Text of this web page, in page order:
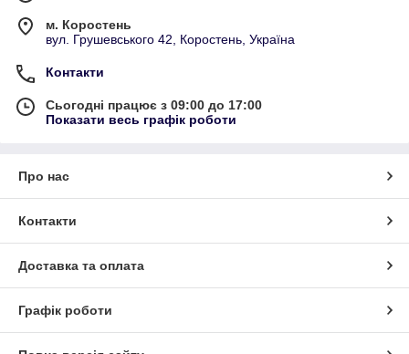
м. Коростень
вул. Грушевського 42, Коростень, Україна
Контакти
Сьогодні працює з 09:00 до 17:00
Показати весь графік роботи
Про нас
Контакти
Доставка та оплата
Графік роботи